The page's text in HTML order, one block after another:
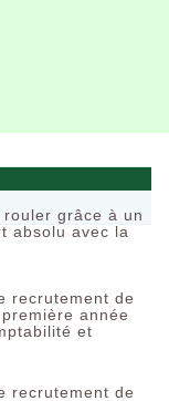
grâce à un
absolu avec la
recrutement de
année
et
recrutement de